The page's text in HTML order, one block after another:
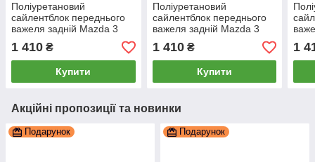
Поліуретановий
сайлентблок переднього
важеля задній Mazda 3
ЗМІННИЙ ВКЛАДИШ В
АЛЮМІНІЄВИЙ важіль,
PP-0818c
1 410 ₴
Купити
Поліуретановий
сайлентблок переднього
важеля задній Mazda 3
ЗМІННИЙ ВКЛАДИШ В
АЛЮМІНІЄВИЙ важіль,
PP-0818c
1 410₴
Купити
PP-
1
Акційні пропозиції та новинки
Подарунок Подарунок